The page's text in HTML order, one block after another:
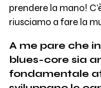
prendere la mano!
riusciamo a fare la
A me pare che
blues-core sia
fondamentale